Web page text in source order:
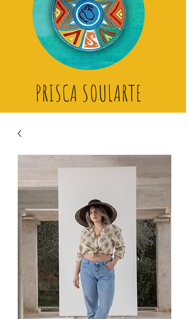
PRISCA SOULARTE